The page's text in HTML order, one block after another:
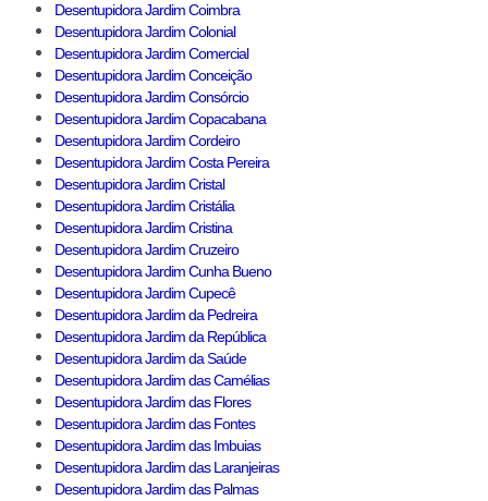
Desentupidora Jardim Coimbra
Desentupidora Jardim Colonial
Desentupidora Jardim Comercial
Desentupidora Jardim Conceição
Desentupidora Jardim Consórcio
Desentupidora Jardim Copacabana
Desentupidora Jardim Cordeiro
Desentupidora Jardim Costa Pereira
Desentupidora Jardim Cristal
Desentupidora Jardim Cristália
Desentupidora Jardim Cristina
Desentupidora Jardim Cruzeiro
Desentupidora Jardim Cunha Bueno
Desentupidora Jardim Cupecê
Desentupidora Jardim da Pedreira
Desentupidora Jardim da República
Desentupidora Jardim da Saúde
Desentupidora Jardim das Camélias
Desentupidora Jardim das Flores
Desentupidora Jardim das Fontes
Desentupidora Jardim das Imbuias
Desentupidora Jardim das Laranjeiras
Desentupidora Jardim das Palmas